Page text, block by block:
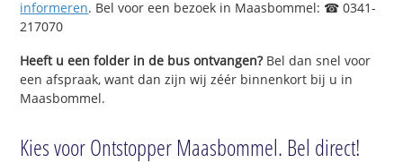
informeren. Bel voor een bezoek in Maasbommel: ☎ 0341-
217070
Heeft u een folder in de bus ontvangen?Bel dan snel voor
een afspraak, want dan zijn wij zéér binnenkort bij u in
Maasbommel.
Kies voor Ontstopper Maasbommel. Bel direct!